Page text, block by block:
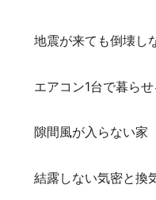
地震が来ても倒壊し
エアコン1台で暮ら
隙間風が入らない家
結露しない気密と換